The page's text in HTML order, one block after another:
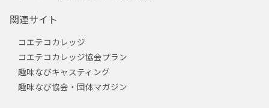
関連サイト
コエテコカレッジ
コエテコカレッジ協会プラン
趣味なびキャスティング
趣味なび協会・団体マガジン